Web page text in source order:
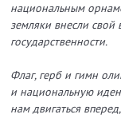
национальным
земляки внесли свой
государственности.
Флаг, герб и гимн
и национальную
нам двигаться